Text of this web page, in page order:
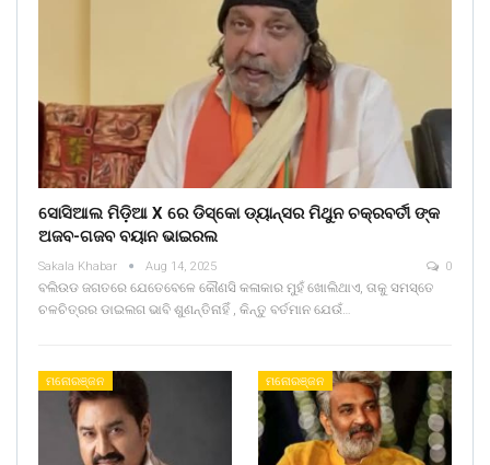
ସୋସିଆଲ ମିଡ଼ିଆ X ରେ ଡିସ୍କୋ ଡ୍ୟାନ୍ସର ମିଥୁନ ଚକ୍ରବର୍ତୀ ଙ୍କ
ଅଜବ-ଗଜବ ବୟାନ ଭାଇରଲ
Sakala Khabar Aug 14, 2025 0
ବଲିଉଡ ଜଗତରେ ଯେତେବେଳେ କୌଣସି କଳାକାର ମୁହଁ ଖୋଲିଥାଏ, ତାକୁ ସମସ୍ତେ
ଚଳଚିତ୍ରର ଡାଇଲଗ ଭାବି ଶୁଣନ୍ତିନାହିଁ , କିନ୍ତୁ ବର୍ତମାନ ଯେଉଁ…
ମନୋରଞ୍ଜନ ମନୋରଞ୍ଜନ